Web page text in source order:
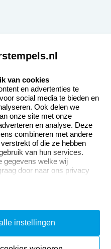
Klantenservice:
Contact opnemen
Veel gestelde vragen
Retourneren
Herroepingsrecht
van cookies
en advertenties te
social media te bieden en
Ook delen we
onze site met onze
en analyse. Deze
combineren met andere
of die ze hebben
van hun services.
gegevens welke wij
door naar ons privacy
instellingen